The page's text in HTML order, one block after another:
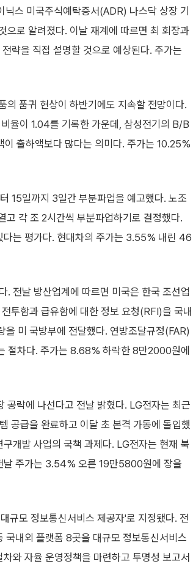
스 미국주식예탁증서(ADR) 나스닥 상장 기
으로 알려졌다. 이날 재계에 따르면 최 회장과
략을 직접 설명할 것으로 예상된다. 주가는
품귀 현상이 하반기에도 지속할 전망이다.
율이 1.04를 기록한 가운데, 삼성전기의 B/B
출하액보다 많다는 의미다. 주가는 10.25%
15일까지 3일간 부분파업을 예고했다. 노조
고 각 조 2시간씩 부분파업하기로 결정했다.
다는 평가다. 현대차의 주가는 3.55% 내린 46
. 전날 방산업계에 따르면 미국은 한국 조선업
투함과 급유함에 대한 정보 요청(RFI)을 국내
을 미 국방부에 전달했다. 연방조달규정(FAR)
절차다. 주가는 8.68% 하락한 8만2000원에
공략에 나선다고 전날 밝혔다. LG전자는 최근
공급을 완료하고 이달 초 본격 가동에 돌입했
개발 사업의 국책 과제다. LG전자는 현재 북
날 주가는 3.54% 오른 19만5800원에 장을
규모 정보통신서비스 제공자'로 지정됐다. 전
국내외 플랫폼 8곳을 대규모 정보통신서비스
와 자율 운영정책을 마련하고 투명성 보고서